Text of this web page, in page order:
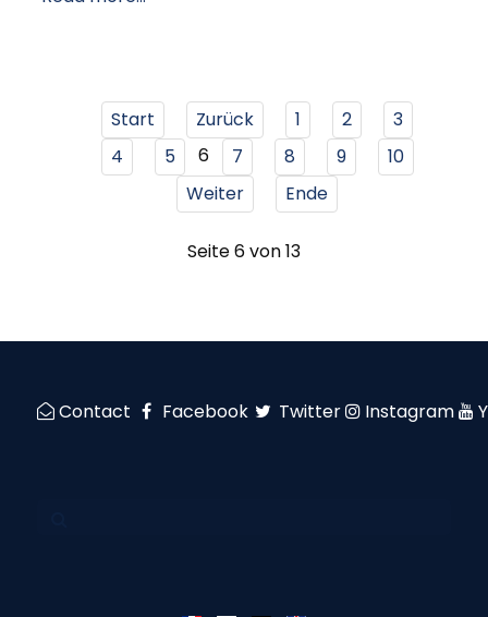
Start Zurück 1 2
3
4
5 6 7 8 9
10
Weiter
Ende
Seite 6 von 13
Contact Facebook Twitter Instagram